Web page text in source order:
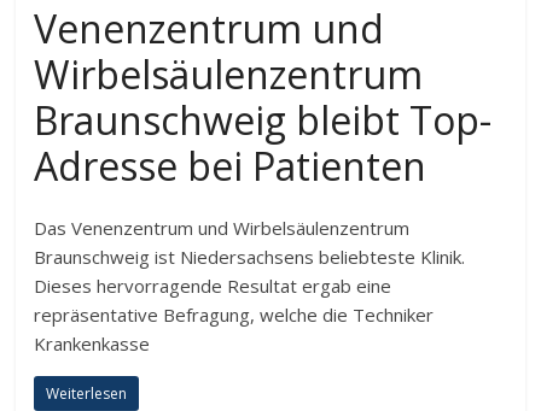
Venenzentrum und
Wirbelsäulenzentrum
Braunschweig bleibt Top-
Adresse bei Patienten
Das Venenzentrum und Wirbelsäulenzentrum
Braunschweig ist Niedersachsens beliebteste Klinik.
Dieses hervorragende Resultat ergab eine
repräsentative Befragung, welche die Techniker
Krankenkasse
Weiterlesen